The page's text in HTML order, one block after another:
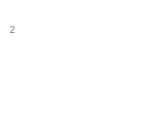
2